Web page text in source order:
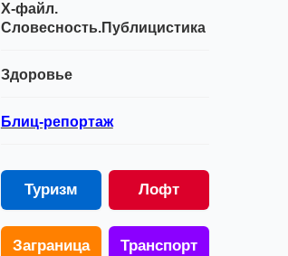
Х-файл.
Словесность.Публицистика
Здоровье
Блиц-репортаж
Туризм Лофт
Заграница Транспорт